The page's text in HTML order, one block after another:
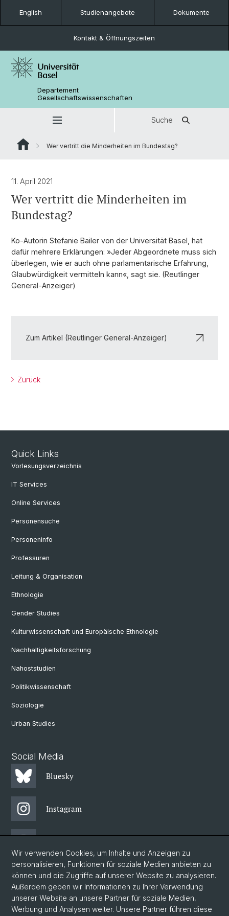
English Studienangebote Dokumente
Kontakt & Öffnungszeiten
Departement
Gesellschaftswissenschaften
Suche
Wer vertritt die Minderheiten im Bundestag?
11. April 2021
Wer vertritt die Minderheiten im
Bundestag?
Ko-Autorin Stefanie Bailer von der Universität Basel, hat
dafür mehrere Erklärungen: »Jeder Abgeordnete muss sich
überlegen, wie er auch ohne parlamentarische Erfahrung,
Glaubwürdigkeit vermitteln kann«, sagt sie. (Reutlinger
General-Anzeiger)
Zum Artikel (Reutlinger General-Anzeiger)
Zurück
Quick Links
Vorlesungsverzeichnis
IT Services
Online Services
Personensuche
Personeninfo
Professuren
Leitung & Organisation
Ethnologie
Gender Studies
Kulturwissenschaft und Europäische Ethnologie
Nachhaltigkeitsforschung
Nahoststudien
Politikwissenschaft
Soziologie
Urban Studies
Social Media
Bluesky
Instagram
Facebook
Newsletter
Wir verwenden Cookies, um Inhalte und Anzeigen zu
personalisieren, Funktionen für soziale Medien anbieten zu
können und die Zugriffe auf unserer Website zu analysieren.
Außerdem geben wir Informationen zu Ihrer Verwendung
unserer Website an unsere Partner für soziale Medien,
Werbung und Analysen weiter. Unsere Partner führen diese